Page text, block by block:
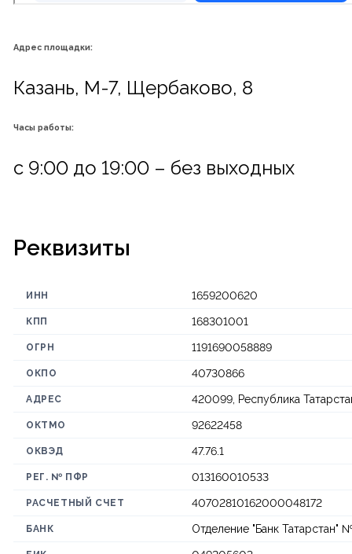
Адрес площадки:
Казань, М-7, Щербаково, 8
Часы работы:
с 9:00 до 19:00 – без выходных
Реквизиты
ИНН 1659200620
КПП 168301001
ОГРН 1191690058889
ОКПО 40730866
АДРЕС 420099, Республика
ОКТМО 92622458
ОКВЭД 47.76.1
РЕГ. № ПФР 013160010533
РАСЧЕТНЫЙ СЧЕТ 40702810162000048172
БАНК Отделение "Банк